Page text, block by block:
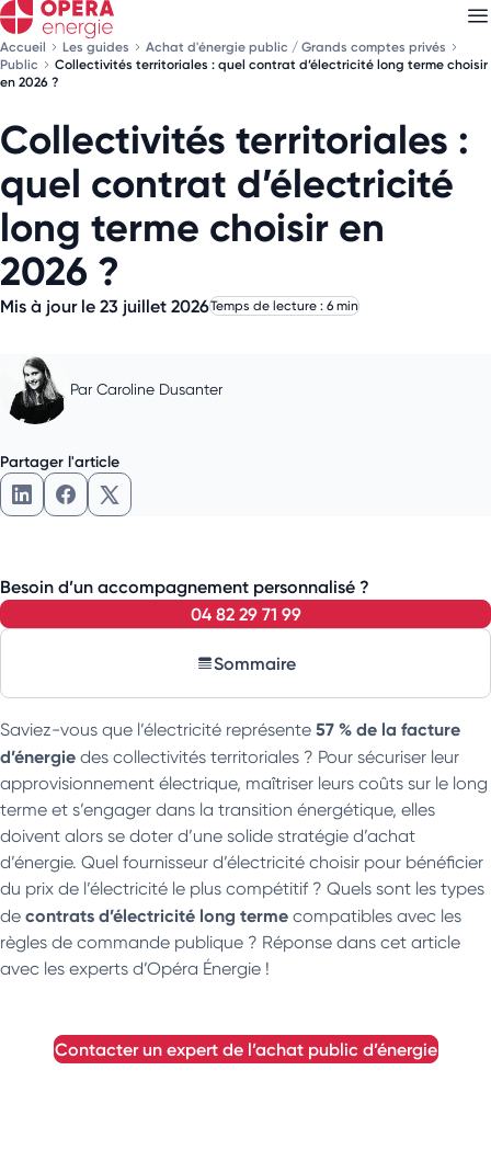
Accueil Les guides
Achat d'énergie public / Grands comptes privés
Public
Collectivités territoriales : quel contrat d’électricité long terme choisir
en 2026 ?
Collectivités territoriales :
quel contrat d’électricité
long terme choisir en
2026 ?
Mis à jour le 23 juillet 2026Temps de lecture : 6 min
Par Caroline Dusanter
Partager l'article
Partager l'article sur LinkedIn
Partager l'article sur Facebook
Partager l'article sur X
Besoin d’un accompagnement personnalisé ?
04 82 29 71 99
Sommaire
Saviez-vous que l’électricité représente 57 % de la facture
d’énergie des collectivités territoriales ? Pour sécuriser leur
approvisionnement électrique, maîtriser leurs coûts sur le long
terme et s’engager dans la transition énergétique, elles
doivent alors se doter d’une solide stratégie d’achat
d’énergie. Quel fournisseur d’électricité choisir pour bénéficier
du prix de l’électricité le plus compétitif ? Quels sont les types
de contrats d’électricité long terme compatibles avec les
règles de commande publique ? Réponse dans cet article
avec les experts d’Opéra Énergie !
contacter un expert de l’achat public d’énergie
Découvrez nosnewsletters
Choisissez les newsletters qui vous intéressent